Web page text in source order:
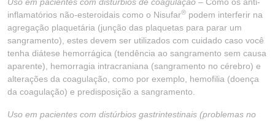
inflamatórios não-esteroidais como o Nisufar® podem interferir na
agregação plaquetária (junção das plaquetas para parar um
sangramento), estes devem ser utilizados com cuidado caso você
tenha diátese hemorrágica (tendência ao sangramento sem causa
aparente), hemorragia intracraniana (sangramento no cérebro) e
alterações da coagulação, como por exemplo, hemofilia (doença
da coagulação) e predisposição a sangramento.
Uso em pacientes com distúrbios gastrintestinais (problemas no